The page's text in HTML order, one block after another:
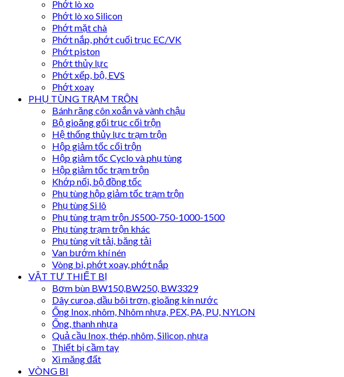
Phớt lò xo
Phớt lò xo Silicon
Phớt mặt chà
Phớt nắp, phớt cuối trục EC/VK
Phớt piston
Phớt thủy lực
Phớt xếp, bộ, EVS
Phớt xoay
PHỤ TÙNG TRẠM TRỘN
Bánh răng côn xoắn và vành chậu
Bộ gioăng gối trục cối trộn
Hệ thống thủy lực trạm trộn
Hộp giảm tốc cối trộn
Hộp giảm tốc Cyclo và phụ tùng
Hộp giảm tốc trạm trộn
Khớp nối, bộ đồng tốc
Phụ tùng hộp giảm tốc trạm trộn
Phụ tùng Si lô
Phụ tùng trạm trộn JS500-750-1000-1500
Phụ tùng trạm trộn khác
Phụ tùng vít tải, băng tải
Van bướm khí nén
Vòng bi, phớt xoay, phớt nắp
VẬT TƯ THIẾT BỊ
Bơm bùn BW150,BW250, BW3329
Dây curoa, dầu bôi trơn, gioăng kín nước
Ống Inox, nhôm, Nhôm nhựa, PEX, PA, PU, NYLON
Ống, thanh nhựa
Quả cầu Inox, thép, nhôm, Silicon, nhựa
Thiết bị cầm tay
Xi măng đất
VÒNG BI